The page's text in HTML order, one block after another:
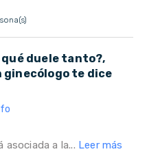
duele tanto?,
ginecólogo te dice
asociada a la... Leer más